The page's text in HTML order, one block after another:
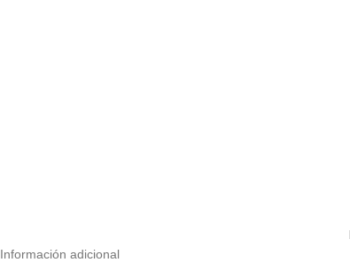
Información adicional